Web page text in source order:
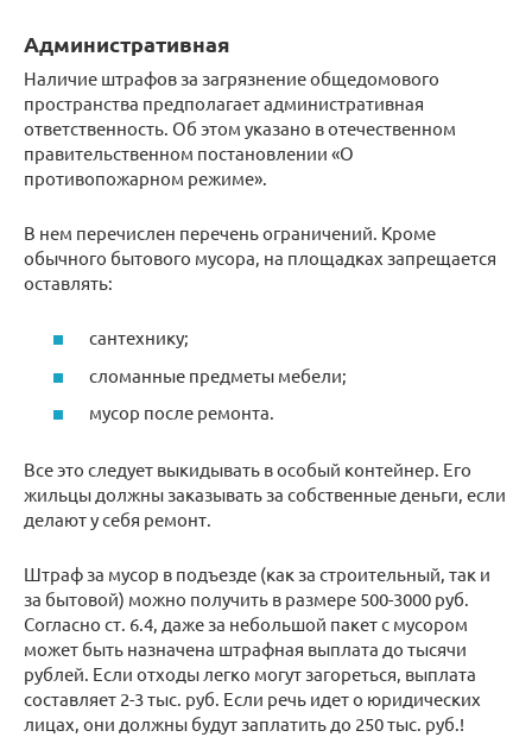
Административная
Наличие штрафов за загрязнение общедомового
пространства предполагает административная
ответственность. Об этом указано в отечественном
правительственном постановлении «О
противопожарном режиме».
В нем перечислен перечень ограничений. Кроме
обычного бытового мусора, на площадках запрещается
оставлять:
сантехнику;
сломанные предметы мебели;
мусор после ремонта.
Все это следует выкидывать в особый контейнер. Его
жильцы должны заказывать за собственные деньги, если
делают у себя ремонт.
Штраф за мусор в подъезде (как за строительный, так и
за бытовой) можно получить в размере 500-3000 руб.
Согласно ст. 6.4, даже за небольшой пакет с мусором
может быть назначена штрафная выплата до тысячи
рублей. Если отходы легко могут загореться, выплата
составляет 2-3 тыс. руб. Если речь идет о юридических
лицах, они должны будут заплатить до 250 тыс. руб.!